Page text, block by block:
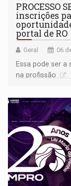
PROCESSO
inscrições
portal de RO
Geral 06
Essa pode ser
na profissão